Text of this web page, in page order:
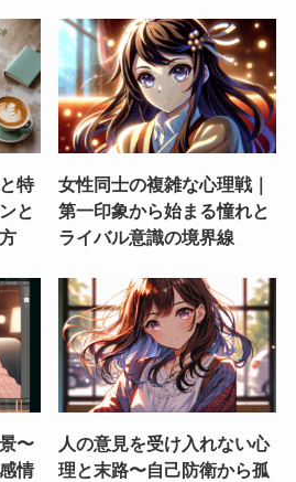
特
と
女性同士の複雑な心理戦｜
第一印象から始まる憧れと
ライバル意識の境界線
〜
情
人の意見を受け入れない心
理と末路〜自己防衛から孤